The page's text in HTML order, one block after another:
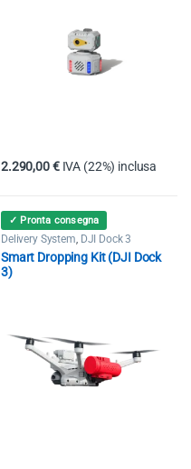
2.290,00€ IVA (22%) inclusa
✓ Pronta consegna
Delivery System, DJI Dock 3
Smart Dropping Kit (DJI Dock
3)